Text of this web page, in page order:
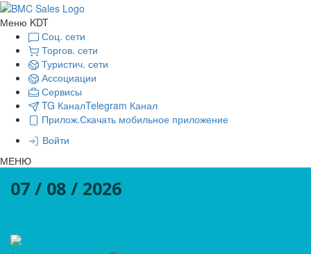
Меню KDT
Соц. сети
Торгов. сети
Туристич. сети
Ассоциации
Сервисы
TG КаналTelegram Канал
Прилож.Скачать мобильное приложение
Войти
МЕНЮ
07 / 08 / 2026